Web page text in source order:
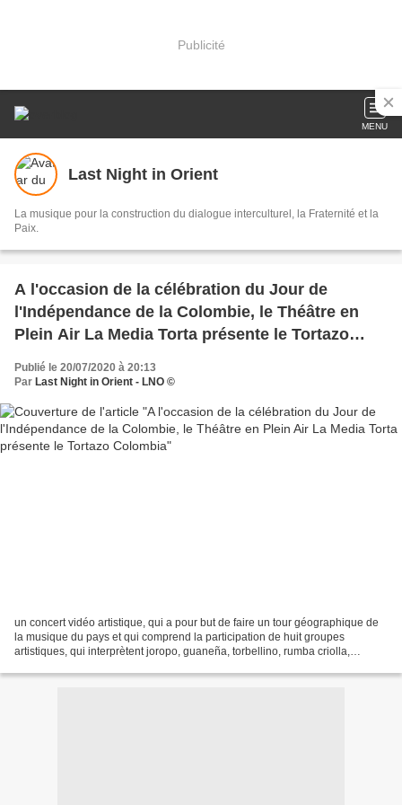
Publicité
MENU
Last Night in Orient
La musique pour la construction du dialogue interculturel, la Fraternité et la
Paix.
A l'occasion de la célébration du Jour de
l'Indépendance de la Colombie, le Théâtre en
Plein Air La Media Torta présente le Tortazo
Colombia
Publié le 20/07/2020 à 20:13
Par Last Night in Orient - LNO ©
un concert vidéo artistique, qui a pour but de faire un tour géographique de
la musique du pays et qui comprend la participation de huit groupes
artistiques, qui interprètent joropo, guaneña, torbellino, rumba criolla,